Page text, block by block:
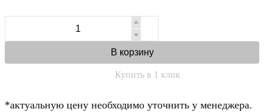
В корзину
Купить в 1 клик
*актуальную цену необходимо уточнить у менеджера.